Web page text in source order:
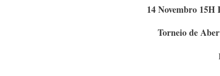
14 Novembro 15H
Torneio de